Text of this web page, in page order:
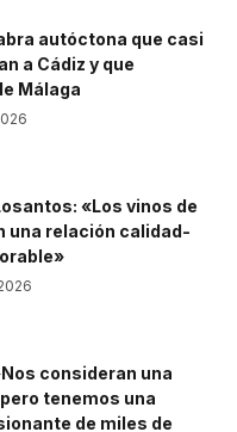
autóctona que casi
a Cádiz y que
Málaga
«Los vinos de
una relación calidad-
consideran una
tenemos una
de miles de